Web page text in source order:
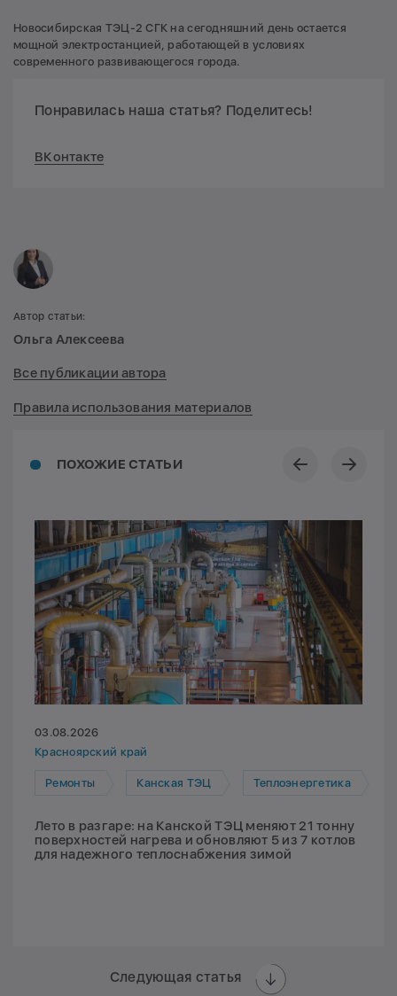
Новосибирская ТЭЦ-2 СГК на сегодняшний день остается
мощной электростанцией, работающей в условиях
современного развивающегося города.
Понравилась наша статья? Поделитесь!
ВКонтакте
ПОХОЖИЕ СТАТЬИ
03.08.2026
Красноярский край
Ремонты Канская ТЭЦ Теплоэнергетика
Лето в разгаре: на Канской ТЭЦ меняют 21 тонну
поверхностей нагрева и обновляют 5 из 7 котлов
для надежного теплоснабжения зимой
Следующая статья
Автор статьи:
Ольга Алексеева
Все публикации автора
Правила использования материалов